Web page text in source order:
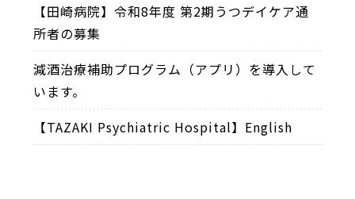
【田崎病院】令和8年度 第2期うつデイケア通
所者の募集
減酒治療補助プログラム（アプリ）を導入して
います。
【TAZAKI Psychiatric Hospital】English